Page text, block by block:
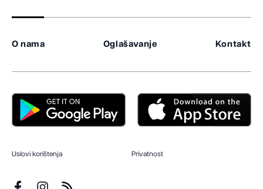
O nama Oglašavanje Kontakt
Uslovi korištenja Privatnost